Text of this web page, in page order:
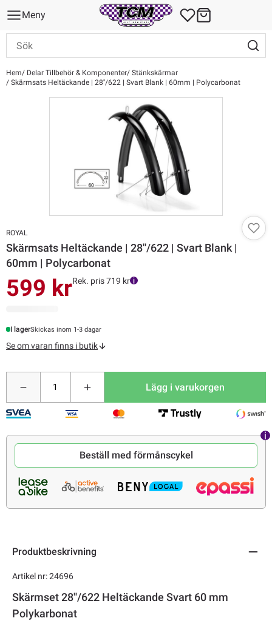
Meny
Hem Delar Tillbehör & Komponenter Stänkskärmar
Skärmsats Heltäckande | 28''/622 | Svart Blank | 60mm | Polycarbonat
ROYAL
Skärmsats Heltäckande | 28''/622 | Svart Blank |
60mm | Polycarbonat
599 krRek. pris 719 kr
I lagerSkickas inom 1-3 dagar
Se om varan finns i butik
Lägg i varukorgen
Beställ med förmånscykel
Produktbeskrivning
Artikel nr: 24696
Skärmset 28''/622 Heltäckande Svart 60 mm
Polykarbonat